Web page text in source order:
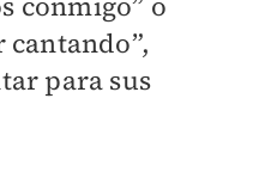
cantando”,
para sus